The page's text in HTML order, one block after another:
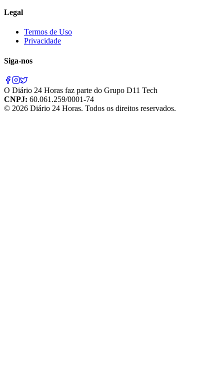
Legal
Termos de Uso
Privacidade
Siga-nos
O Diário 24 Horas faz parte do Grupo D11 Tech
CNPJ: 60.061.259/0001-74
© 2026 Diário 24 Horas. Todos os direitos reservados.